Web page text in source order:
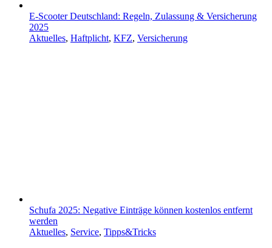
E-Scooter Deutschland: Regeln, Zulassung & Versicherung
2025
Aktuelles, Haftplicht, KFZ, Versicherung
Schufa 2025: Negative Einträge können kostenlos entfernt
werden
Aktuelles, Service, Tipps&Tricks